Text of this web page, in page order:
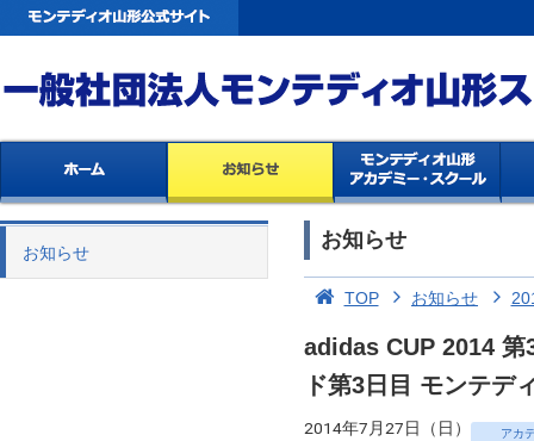
お知らせ
お知らせ
TOP お知らせ
adidas CUP 2014 第
ド第3日目 モンテデ
2014年7月27日（日） アカ